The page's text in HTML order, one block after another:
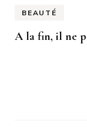
BEAUTÉ
A la fin, il ne